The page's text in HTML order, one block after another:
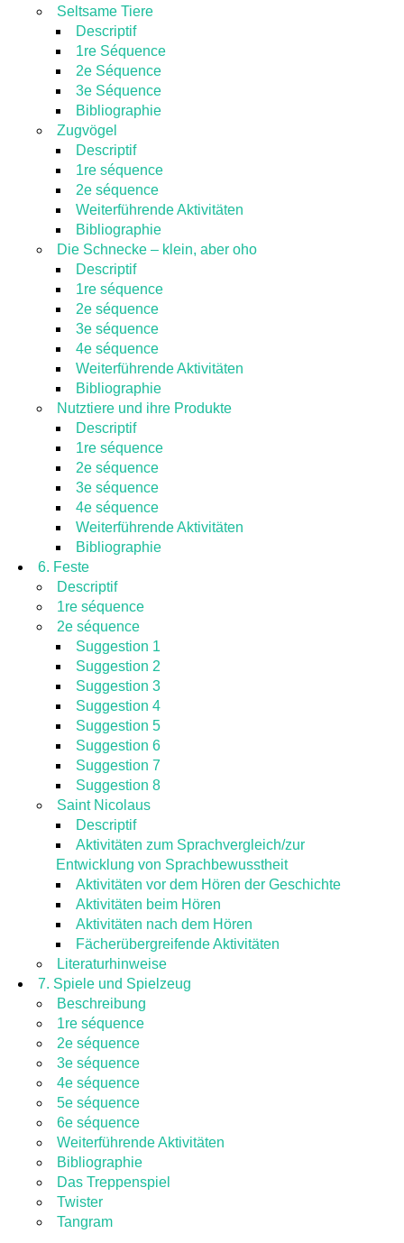
Seltsame Tiere
Descriptif
1re Séquence
2e Séquence
3e Séquence
Bibliographie
Zugvögel
Descriptif
1re séquence
2e séquence
Weiterführende Aktivitäten
Bibliographie
Die Schnecke – klein, aber oho
Descriptif
1re séquence
2e séquence
3e séquence
4e séquence
Weiterführende Aktivitäten
Bibliographie
Nutztiere und ihre Produkte
Descriptif
1re séquence
2e séquence
3e séquence
4e séquence
Weiterführende Aktivitäten
Bibliographie
6. Feste
Descriptif
1re séquence
2e séquence
Suggestion 1
Suggestion 2
Suggestion 3
Suggestion 4
Suggestion 5
Suggestion 6
Suggestion 7
Suggestion 8
Saint Nicolaus
Descriptif
Aktivitäten zum Sprachvergleich/zur
Entwicklung von Sprachbewusstheit
Aktivitäten vor dem Hören der Geschichte
Aktivitäten beim Hören
Aktivitäten nach dem Hören
Fächerübergreifende Aktivitäten
Literaturhinweise
7. Spiele und Spielzeug
Beschreibung
1re séquence
2e séquence
3e séquence
4e séquence
5e séquence
6e séquence
Weiterführende Aktivitäten
Bibliographie
Das Treppenspiel
Twister
Tangram